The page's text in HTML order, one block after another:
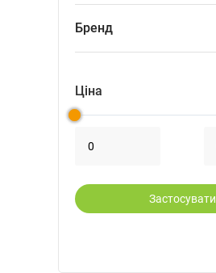
Бренд
promo
Цiна
Застосувати